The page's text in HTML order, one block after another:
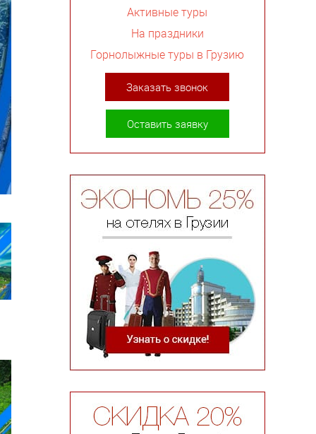
Активные туры
На праздники
Горнолыжные туры в Грузию
Заказать звонок
Оставить заявку